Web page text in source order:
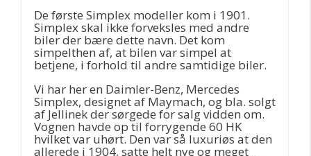
De første Simplex modeller kom i 1901.
Simplex skal ikke forveksles med andre
biler der bære dette navn. Det kom
simpelthen af, at bilen var simpel at
betjene, i forhold til andre samtidige biler.
Vi har her en Daimler-Benz, Mercedes
Simplex, designet af Maymach, og bla. solgt
af Jellinek der sørgede for salg vidden om.
Vognen havde op til forrygende 60 HK
hvilket var uhørt. Den var så luxuriøs at den
allerede i 1904, satte helt nye og meget